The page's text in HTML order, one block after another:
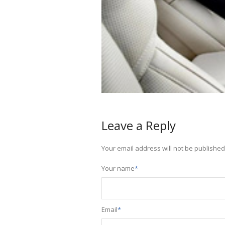
Leave a Reply
Your email address will not be
Your name*
Email*